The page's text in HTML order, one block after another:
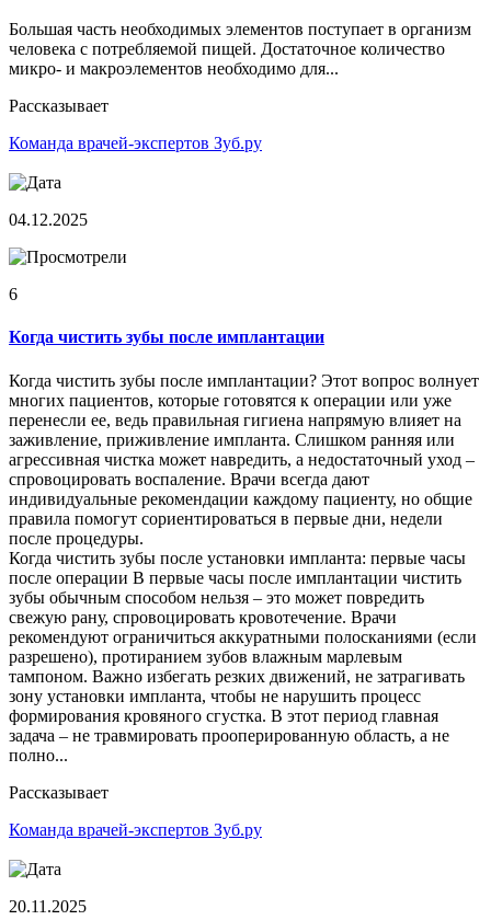
Большая часть необходимых элементов поступает в организм
человека с потребляемой пищей. Достаточное количество
микро- и макроэлементов необходимо для...
Рассказывает
Команда врачей-экспертов Зуб.ру
04.12.2025
6
Когда чистить зубы после имплантации
Когда чистить зубы после имплантации? Этот вопрос волнует
многих пациентов, которые готовятся к операции или уже
перенесли ее, ведь правильная гигиена напрямую влияет на
заживление, приживление импланта. Слишком ранняя или
агрессивная чистка может навредить, а недостаточный уход –
спровоцировать воспаление. Врачи всегда дают
индивидуальные рекомендации каждому пациенту, но общие
правила помогут сориентироваться в первые дни, недели
после процедуры.
Когда чистить зубы после установки импланта: первые часы
после операции В первые часы после имплантации чистить
зубы обычным способом нельзя – это может повредить
свежую рану, спровоцировать кровотечение. Врачи
рекомендуют ограничиться аккуратными полосканиями (если
разрешено), протиранием зубов влажным марлевым
тампоном. Важно избегать резких движений, не затрагивать
зону установки импланта, чтобы не нарушить процесс
формирования кровяного сгустка. В этот период главная
задача – не травмировать прооперированную область, а не
полно...
Рассказывает
Команда врачей-экспертов Зуб.ру
20.11.2025